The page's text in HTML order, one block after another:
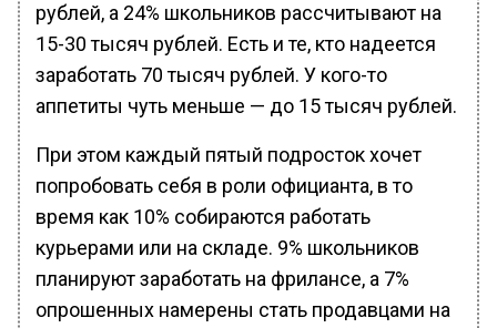
рублей, а 24% школьников рассчитывают на
15-30 тысяч рублей. Есть и те, кто надеется
заработать 70 тысяч рублей. У кого-то
аппетиты чуть меньше — до 15 тысяч рублей.
При этом каждый пятый подросток хочет
попробовать себя в роли официанта, в то
время как 10% собираются работать
курьерами или на складе. 9% школьников
планируют заработать на фрилансе, а 7%
опрошенных намерены стать продавцами на